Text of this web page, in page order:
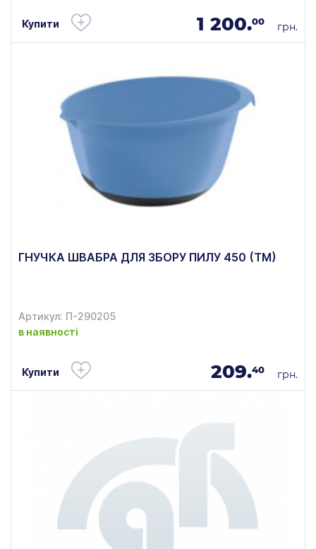
Купити 1 200.00 грн.
ГНУЧКА ШВАБРА ДЛЯ ЗБОРУ ПИЛУ 450 (ТМ)
Артикул: П-290205
в наявності
Купити 209.40 грн.